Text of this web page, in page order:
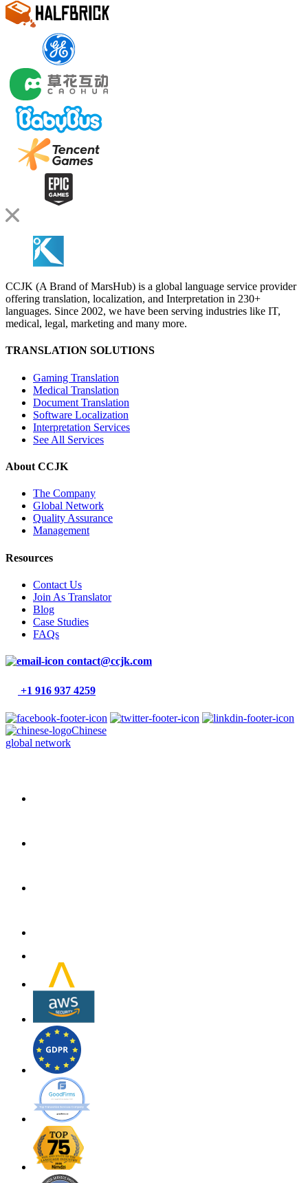
CCJK (A Brand of MarsHub) is a global language service provider
offering translation, localization, and Interpretation in 230+
languages. Since 2002, we have been serving industries like IT,
medical, legal, marketing and many more.
TRANSLATION SOLUTIONS
Gaming Translation
Medical Translation
Document Translation
Software Localization
Interpretation Services
See All Services
About CCJK
The Company
Global Network
Quality Assurance
Management
Resources
Contact Us
Join As Translator
Blog
Case Studies
FAQs
contact@ccjk.com
+1 916 937 4259
Chinese
global network